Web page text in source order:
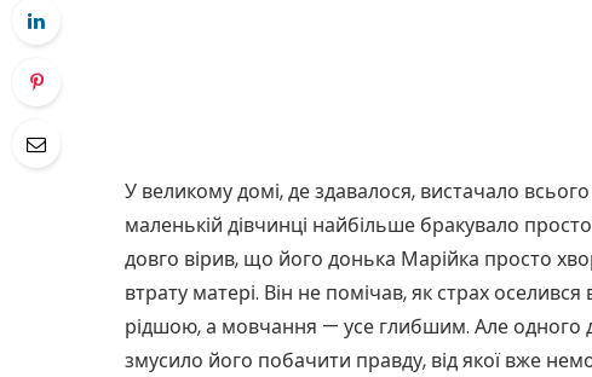
У великому домі, де здавалося, вистачало
маленькій дівчинці найбільше бракувало
довго вірив, що його донька Марійка просто
втрату матері. Він не помічав, як страх оселився
рідшою, а мовчання — усе глибшим. Але одного
змусило його побачити правду, від якої вже